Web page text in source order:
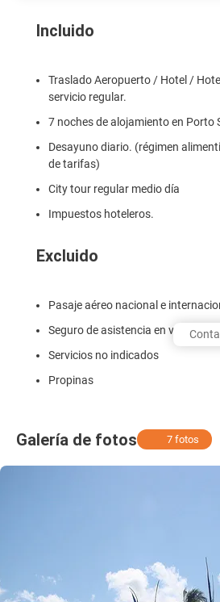
Incluido
Traslado Aeropuerto / Hotel /
servicio regular.
7 noches de alojamiento en Porto
Desayuno diario. (régimen
de tarifas)
City tour regular medio día
Impuestos hoteleros.
Excluido
Pasaje aéreo nacional e
Seguro de asistencia en viaje
Servicios no indicados
Propinas
Galería de fotos 7 fotos